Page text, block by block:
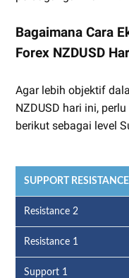
Bagaimana Cara
Forex NZDUSD
Agar lebih objektif
NZDUSD hari ini,
berikut sebagai level
SUPPORT RESISTANCE
Resistance 2
Resistance 1
Support 1